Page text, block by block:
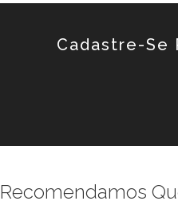
Cadastre-Se
Recomendamos